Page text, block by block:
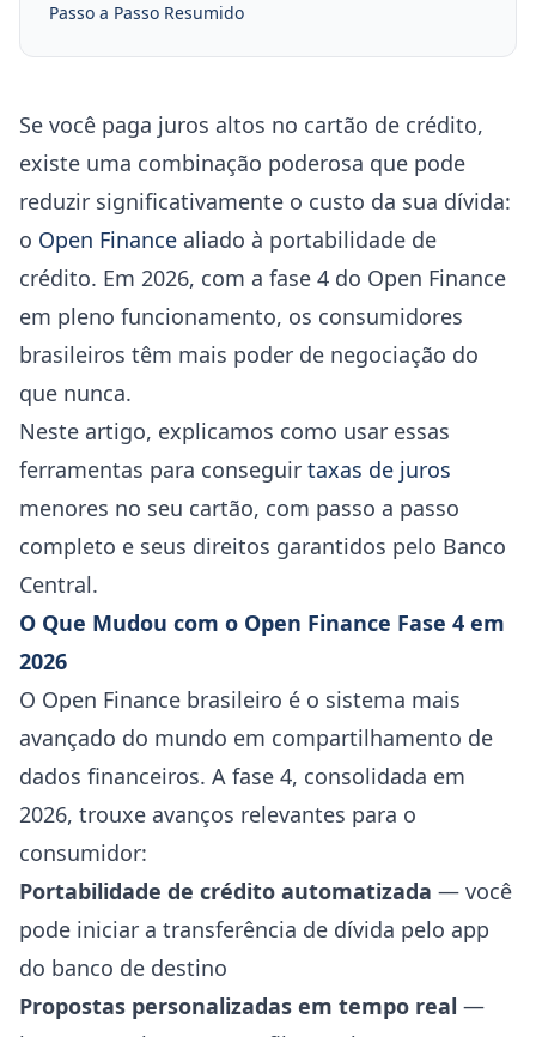
Passo a Passo Resumido
Se você paga juros altos no cartão de crédito,
existe uma combinação poderosa que pode
reduzir significativamente o custo da sua dívida:
o Open Finance aliado à portabilidade de
crédito. Em 2026, com a fase 4 do Open Finance
em pleno funcionamento, os consumidores
brasileiros têm mais poder de negociação do
que nunca.
Neste artigo, explicamos como usar essas
ferramentas para conseguir taxas de juros
menores no seu cartão, com passo a passo
completo e seus direitos garantidos pelo Banco
Central.
O Que Mudou com o Open Finance Fase 4 em
2026
O Open Finance brasileiro é o sistema mais
avançado do mundo em compartilhamento de
dados financeiros. A fase 4, consolidada em
2026, trouxe avanços relevantes para o
consumidor:
Portabilidade de crédito automatizada — você
pode iniciar a transferência de dívida pelo app
do banco de destino
Propostas personalizadas em tempo real —